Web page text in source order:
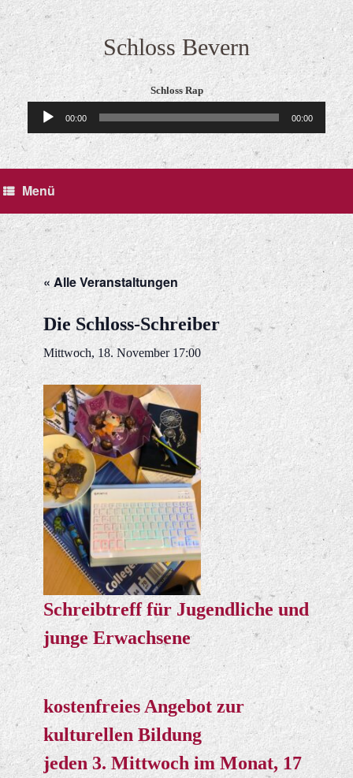
Zum
Inhalt
springen
Schloss Bevern
Schloss Rap
Player
00:00 00:00
Menü
« Alle Veranstaltungen
Die Schloss-Schreiber
Mittwoch, 18. November 17:00
Schreibtreff für Jugendliche und
junge Erwachsene
kostenfreies Angebot zur
kulturellen Bildung
jeden 3. Mittwoch im Monat, 17